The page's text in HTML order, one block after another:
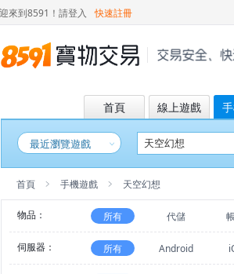
來到8591！ 請登入 快速註冊
首頁 線上遊戲
最近瀏覽遊戲
首頁 手機遊戲 天空幻想
物品： 所有 代儲
伺服器： 所有 Android